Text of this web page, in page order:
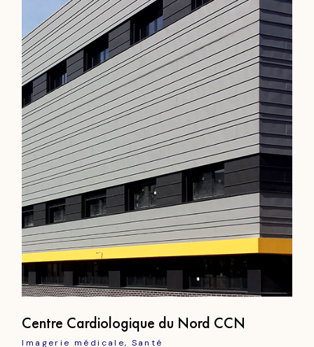
Centre Cardiologique du Nord CCN
Imagerie médicale Santé